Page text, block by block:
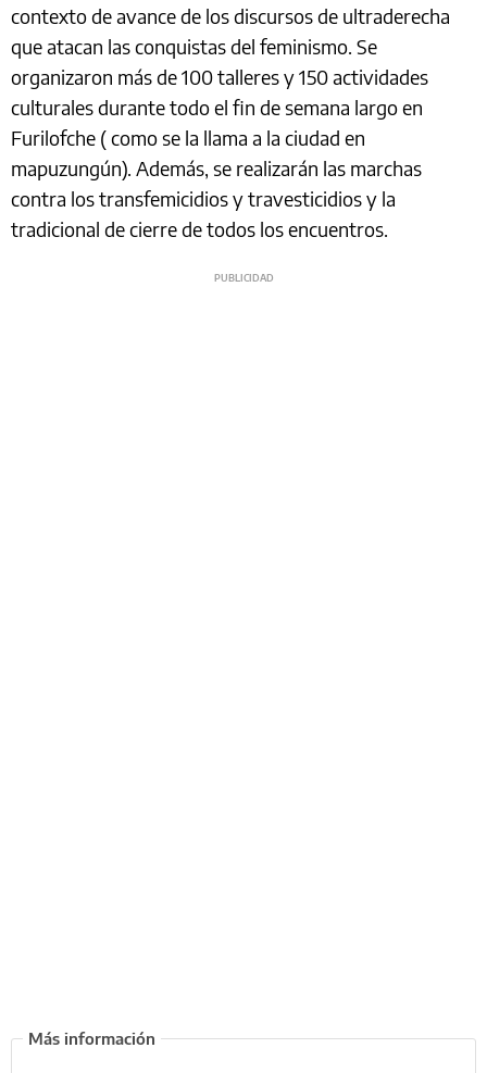
contexto de avance de los discursos de ultraderecha
que atacan las conquistas del feminismo. Se
organizaron más de 100 talleres y 150 actividades
culturales durante todo el fin de semana largo en
Furilofche ( como se la llama a la ciudad en
mapuzungún). Además, se realizarán las marchas
contra los transfemicidios y travesticidios y la
tradicional de cierre de todos los encuentros.